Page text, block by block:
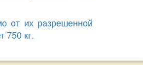
от их разрешенной
750 кг.